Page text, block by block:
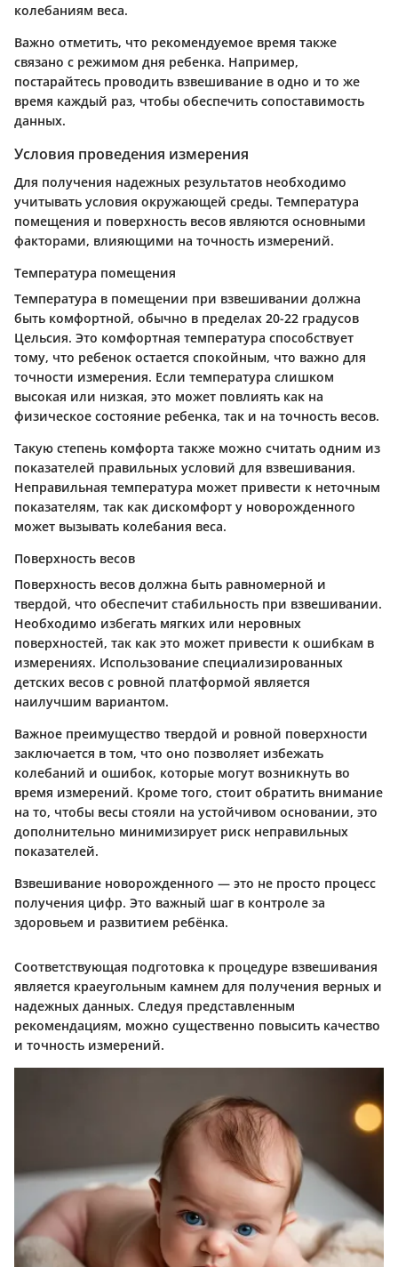
колебаниям веса.
Важно отметить, что рекомендуемое время также
связано с режимом дня ребенка. Например,
постарайтесь проводить взвешивание в одно и то же
время каждый раз, чтобы обеспечить сопоставимость
данных.
Условия проведения измерения
Для получения надежных результатов необходимо
учитывать условия окружающей среды. Температура
помещения и поверхность весов являются основными
факторами, влияющими на точность измерений.
Температура помещения
Температура в помещении при взвешивании должна
быть комфортной, обычно в пределах 20-22 градусов
Цельсия. Это комфортная температура способствует
тому, что ребенок остается спокойным, что важно для
точности измерения. Если температура слишком
высокая или низкая, это может повлиять как на
физическое состояние ребенка, так и на точность весов.
Такую степень комфорта также можно считать одним из
показателей правильных условий для взвешивания.
Неправильная температура может привести к неточным
показателям, так как дискомфорт у новорожденного
может вызывать колебания веса.
Поверхность весов
Поверхность весов должна быть равномерной и
твердой, что обеспечит стабильность при взвешивании.
Необходимо избегать мягких или неровных
поверхностей, так как это может привести к ошибкам в
измерениях. Использование специализированных
детских весов с ровной платформой является
наилучшим вариантом.
Важное преимущество твердой и ровной поверхности
заключается в том, что оно позволяет избежать
колебаний и ошибок, которые могут возникнуть во
время измерений. Кроме того, стоит обратить внимание
на то, чтобы весы стояли на устойчивом основании, это
дополнительно минимизирует риск неправильных
показателей.
Взвешивание новорожденного — это не просто процесс
получения цифр. Это важный шаг в контроле за
здоровьем и развитием ребёнка.
Соответствующая подготовка к процедуре взвешивания
является краеугольным камнем для получения верных и
надежных данных. Следуя представленным
рекомендациям, можно существенно повысить качество
и точность измерений.